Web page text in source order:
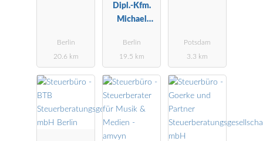
Berlin
20.6 km
Dipl.-Kfm.
Michael
Steuerberater
Berlin
19.5 km
Potsdam
3.3 km